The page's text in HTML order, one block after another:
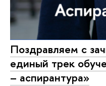
Поздравляем с
единый трек
– аспирантура»